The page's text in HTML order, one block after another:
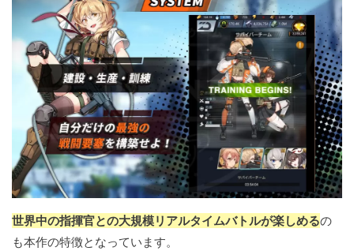
世界中の指揮官との大規模リアルタイムバトルが楽しめるの
も本作の特徴となっています。